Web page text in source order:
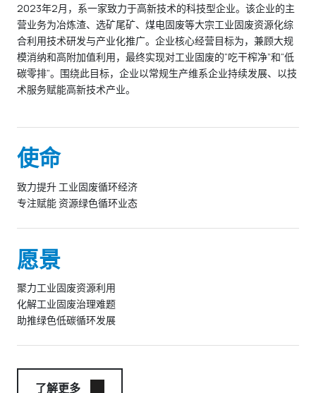
2023年2月，系一家致力于高新技术的科技型企业。该企业的主
营业务为冶炼渣、选矿尾矿、煤电固废等大宗工业固废资源化综
合利用技术研发与产业化推广。企业核心经营目标为，兼顾大规
模消纳和高附加值利用，最终实现对工业固废的“吃干榨净”和“低
碳零排”。围绕此目标，企业以常规生产维系企业持续发展、以技
术服务赋能高新技术产业。
使命
致力提升 工业固废循环经济
专注赋能 资源绿色循环业态
愿景
聚力工业固废资源利用
化解工业固废治理难题
助推绿色低碳循环发展
了解更多